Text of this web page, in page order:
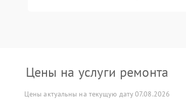
Цены на услуги ремонта
Цены актуальны на текущую дату 07.08.2026